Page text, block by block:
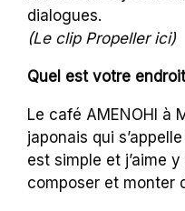
dialogues.
(Le clip Propeller ici)
Quel est votre
Le café AMENOHI à
japonais qui
est simple et j’aime
composer et monter